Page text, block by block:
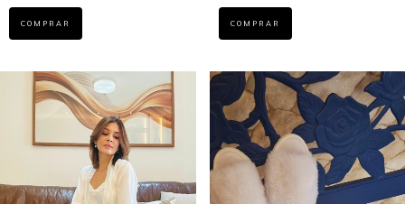
COMPRAR COMPRAR